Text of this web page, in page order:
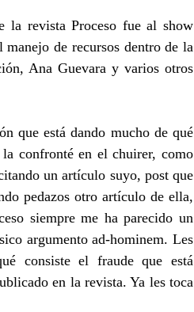
la revista Proceso fue al show
de recursos dentro de la
Ana Guevara y varios otros
que está dando mucho de qué
confronté en el chuirer, como
un artículo suyo, post que
pedazos otro artículo de ella,
siempre me ha parecido un
argumento ad-hominem. Les
consiste el fraude que está
en la revista. Ya les toca